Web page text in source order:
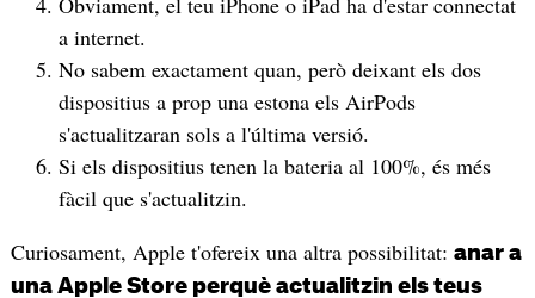
a internet.
No sabem exactament quan, però deixant els dos
dispositius a prop una estona els AirPods
s'actualitzaran sols a l'última versió.
Si els dispositius tenen la bateria al 100%, és més
fàcil que s'actualitzin.
Curiosament, Apple t'ofereix una altra possibilitat: anar a
una Apple Store perquè actualitzin els teus